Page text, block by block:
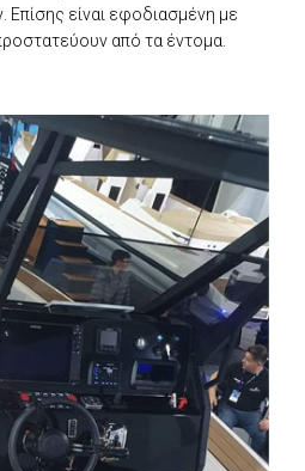
είναι εφοδιασμένη με
από τα έντομα.